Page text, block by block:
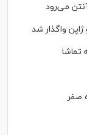
می‌رود
واگذار شد
تماشا
صفر